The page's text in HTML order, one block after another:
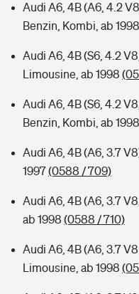
Audi A6, 4B (A6, 4.2
Benzin, Kombi, ab 1998
Audi A6, 4B (S6, 4.2
Limousine, ab 1998
Audi A6, 4B (S6, 4.2
Benzin, Kombi, ab 1998
Audi A6, 4B (A6, 3.7
1997(0588 / 709)
Audi A6, 4B (A6, 3.7
ab 1998 (0588 / 710)
Audi A6, 4B (A6, 3.7 V8
Limousine, ab 1998